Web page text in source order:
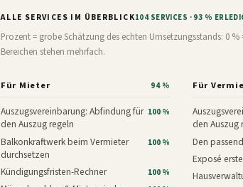
ALLE SERVICES IM ÜBERBLICK104 SERVICES · 93 %
Prozent = grobe Schätzung des echten Umsetzungsstands: 0
Bereichen stehen mehrfach.
Für Mieter 94 %
Auszugsvereinbarung: Abfindung für
den Auszug regeln
100 %
Balkonkraftwerk beim Vermieter
durchsetzen
100 %
Kündigungsfristen-Rechner 100 %
Für
den Auszug
Den
Exposé